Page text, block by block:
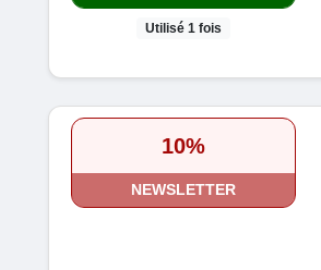
Utilisé 1 fois
10%
NEWSLETTER